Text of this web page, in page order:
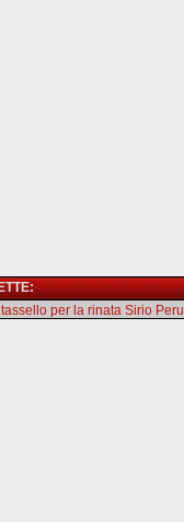
per la rinata Sirio